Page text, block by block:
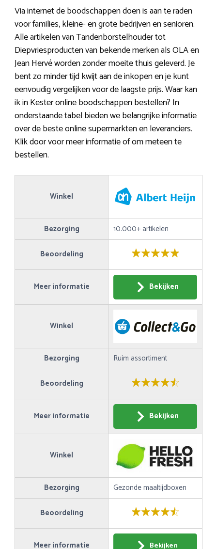
Via internet de boodschappen doen is aan te raden
voor families, kleine- en grote bedrijven en senioren.
Alle artikelen van Tandenborstelhouder tot
Diepvriesproducten van bekende merken als OLA en
Jean Hervé worden zonder moeite thuis geleverd. Je
bent zo minder tijd kwijt aan de inkopen en je kunt
eenvoudig vergelijken voor de laagste prijs. Waar kan
ik in Kester online boodschappen bestellen? In
onderstaande tabel bieden we belangrijke informatie
over de beste online supermarkten en leveranciers.
Klik door voor meer informatie of om meteen te
bestellen.
Winkel
Bezorging 10.000+ artikelen
Beoordeling
Meer informatie Bekijken
Winkel
Bezorging Ruim assortiment
Beoordeling
Meer informatie Bekijken
Winkel
Bezorging Gezonde maaltijdboxen
Beoordeling
Meer informatie Bekijken